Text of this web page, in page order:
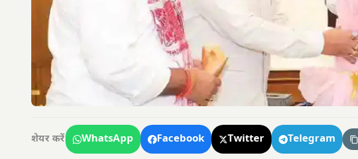
शेयर करें WhatsApp Facebook Twitter Telegram